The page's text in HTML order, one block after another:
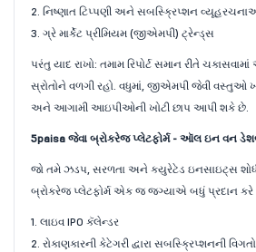
2. નિષ્ણાત ટિપ્પણી અને સબસ્ક્રિપ્શન
3. ગ્રે માર્કેટ પ્રીમિયમ (જીએમપી) ટ્રેન્ડ્સ
પરંતુ યાદ રાખો: તમામ રિપોર્ટ સમાન રીતે
સ્રોતોને વળગી રહો. વધુમાં, જીએમપી જેવી
અને આગામી આઇપીઓની ખોટી છાપ આપી શકે છે.
5paisa જેવા બ્રોકરેજ પ્લેટફોર્મ - ઑલ ઇન વન
જો તમે ઝડપ, સરળતા અને ક્યુરેટેડ ઇનસાઇટ્સ શોધી
બ્રોકરેજ પ્લેટફોર્મ એક જ જગ્યાએ બધું પ્રદાન કરે
1. લાઇવ IPO કૅલેન્ડર
2. રોકાણકારની કેટેગરી દ્વારા સબસ્ક્રિપ્શનની વિગતો